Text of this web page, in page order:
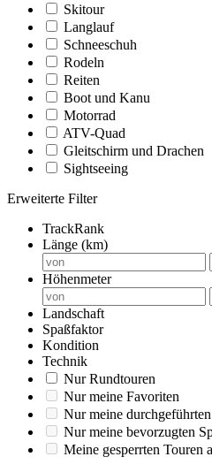
Skitour
Langlauf
Schneeschuh
Rodeln
Reiten
Boot und Kanu
Motorrad
ATV-Quad
Gleitschirm und Drachen
Sightseeing
Erweiterte Filter
TrackRank
Länge (km)
Höhenmeter
Landschaft
Spaßfaktor
Kondition
Technik
Nur Rundtouren
Nur meine Favoriten
Nur meine
Nur meine bevorzugten
Meine gesperrten Touren